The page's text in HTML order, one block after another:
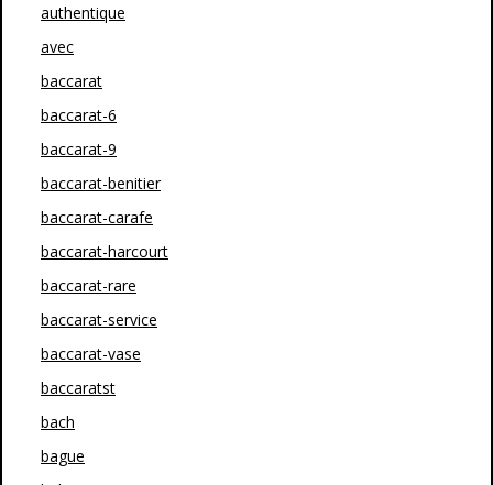
authentique
avec
baccarat
baccarat-6
baccarat-9
baccarat-benitier
baccarat-carafe
baccarat-harcourt
baccarat-rare
baccarat-service
baccarat-vase
baccaratst
bach
bague